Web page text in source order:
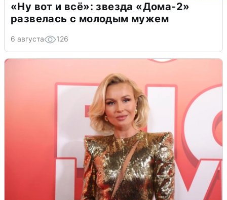
«Ну вот и всё»: звезда «Дома-2»
развелась с молодым мужем
6 августа 126